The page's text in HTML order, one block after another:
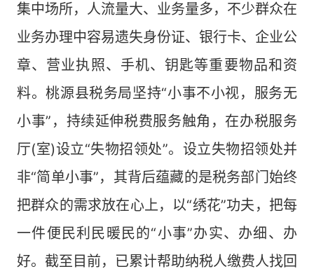
集中场所，人流量大、业务量多，不少群众在
业务办理中容易遗失身份证、银行卡、企业公
章、营业执照、手机、钥匙等重要物品和资
料。桃源县税务局坚持“小事不小视，服务无
小事”，持续延伸税费服务触角，在办税服务
厅(室)设立“失物招领处”。设立失物招领处并
非“简单小事”，其背后蕴藏的是税务部门始终
把群众的需求放在心上，以“绣花”功夫，把每
一件便民利民暖民的“小事”办实、办细、办
好。截至目前，已累计帮助纳税人缴费人找回